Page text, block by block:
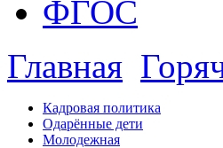
ФГОС
Главная
Кадровая политика
Одарённые дети
Молодежная